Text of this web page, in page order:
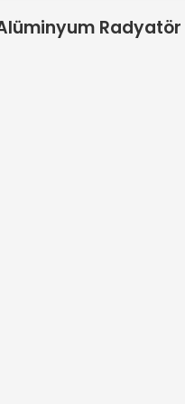
Radyatör